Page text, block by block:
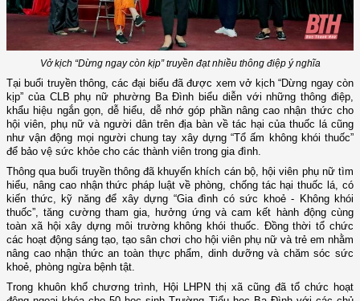
Vở kịch “Dừng ngay còn kịp” truyền đạt nhiều thông điệp ý nghĩa
Tại buổi truyền thông, các đại biểu đã được xem vở kịch “Dừng ngay còn
kịp” của CLB phụ nữ phường Ba Đình biểu diễn với những thông điệp,
khẩu hiệu ngắn gọn, dễ hiểu, dễ nhớ góp phần nâng cao nhận thức cho
hội viên, phụ nữ và người dân trên địa bàn về tác hại của thuốc lá cũng
như vận động mọi người chung tay xây dựng “Tổ ấm không khói thuốc”
để bảo vệ sức khỏe cho các thành viên trong gia đình.
Thông qua buổi truyền thông đã khuyến khích cán bộ, hội viên phụ nữ tìm
hiểu, nâng cao nhận thức pháp luật về phòng, chống tác hại thuốc lá, có
kiến thức, kỹ năng để xây dựng “Gia đình có sức khoẻ - Không khói
thuốc”, tăng cường tham gia, hưởng ứng và cam kết hành động cùng
toàn xã hội xây dựng môi trường không khói thuốc. Đồng thời tổ chức
các hoạt động sáng tạo, tạo sân chơi cho hội viên phụ nữ và trẻ em nhằm
nâng cao nhận thức an toàn thực phẩm, dinh dưỡng và chăm sóc sức
khoẻ, phòng ngừa bệnh tật.
Trong khuôn khổ chương trình, Hội LHPN thị xã cũng đã tổ chức hoạt